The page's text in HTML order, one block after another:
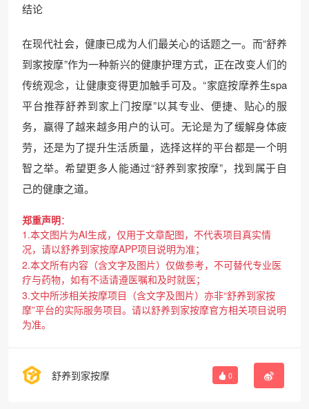
结论
在现代社会，健康已成为人们最关心的话题之一。而“舒养
到家按摩”作为一种新兴的健康护理方式，正在改变人们的
传统观念，让健康变得更加触手可及。“家庭按摩养生spa
平台推荐舒养到家上门按摩”以其专业、便捷、贴心的服
务，赢得了越来越多用户的认可。无论是为了缓解身体疲
劳，还是为了提升生活质量，选择这样的平台都是一个明
智之举。希望更多人能通过“舒养到家按摩”，找到属于自
己的健康之道。
郑重声明：
1.本文图片为AI生成，仅用于文章配图，不代表项目真实情
况，请以舒养到家按摩APP项目说明为准；
2.本文所有内容（含文字及图片）仅做参考，不可替代专业医
疗与药物，如有不适请遵医嘱和及时就医；
3.文中所涉相关按摩项目（含文字及图片）亦非“舒养到家按
摩”平台的实际服务项目。请以舒养到家按摩官方相关项目说明
为准。
舒养到家按摩 0